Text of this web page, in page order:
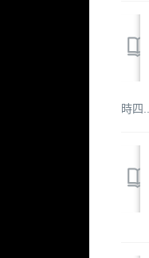
時四...